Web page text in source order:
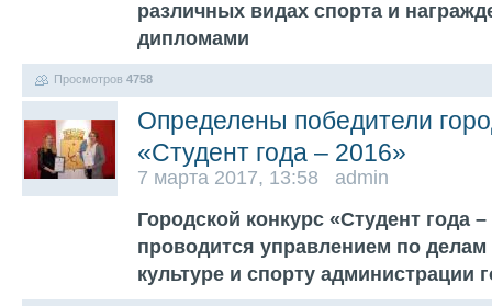
различных видах спорта и
дипломами
Просмотров 4758
Определены победители
«Студент года – 2016»
7 марта 2017, 13:58 admin
Городской конкурс «Студент года
проводится управлением по
культуре и спорту администрации